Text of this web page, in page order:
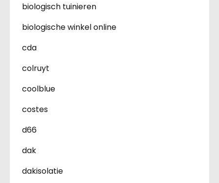
biologisch tuinieren
biologische winkel online
cda
colruyt
coolblue
costes
d66
dak
dakisolatie